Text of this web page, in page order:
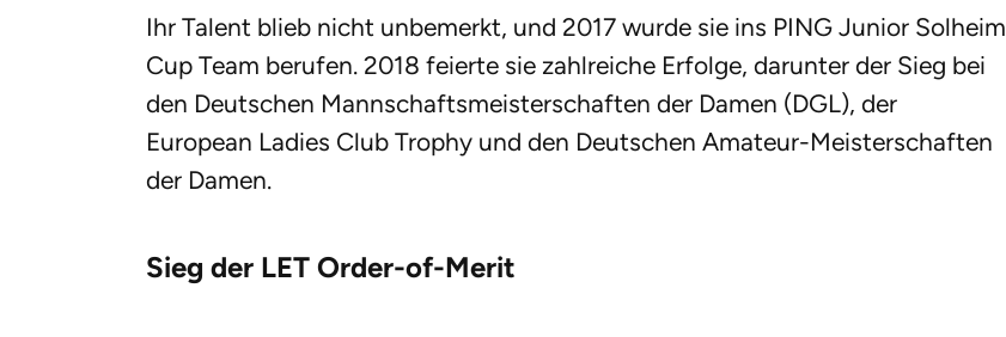
Ihr Talent blieb nicht unbemerkt, und 2017 wurde sie ins PING Junior Solheim
Cup Team berufen. 2018 feierte sie zahlreiche Erfolge, darunter der Sieg bei
den Deutschen Mannschaftsmeisterschaften der Damen (DGL), der
European Ladies Club Trophy und den Deutschen Amateur-Meisterschaften
der Damen.
Sieg der LET Order-of-Merit